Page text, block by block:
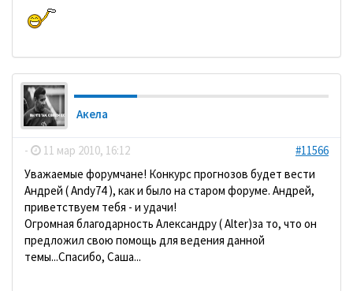
Акела
- 11 мар 2010, 16:12
#11566
Уважаемые форумчане! Конкурс прогнозов будет вести
Андрей ( Andy74 ), как и было на старом форуме. Андрей,
приветствуем тебя - и удачи!
Огромная благодарность Александру ( Alter)за то, что он
предложил свою помощь для ведения данной
темы...Спасибо, Саша...